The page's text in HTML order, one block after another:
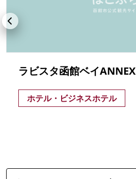
ラビスタ函館ベイANNEX
ホテル・ビジネスホテル